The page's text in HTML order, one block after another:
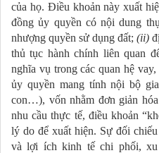
của họ. Điều khoản này xuất
đồng ủy quyền có nội dung
nhượng quyền sử dụng đất; (ii)
thủ tục hành chính liên quan
nghĩa vụ trong các quan hệ
ủy quyền mang tính nội bộ
con…), vốn nhằm đơn giản
nhu cầu thực tế, điều khoản
lý do để xuất hiện. Sự đối
và lợi ích kinh tế chi phối, xu